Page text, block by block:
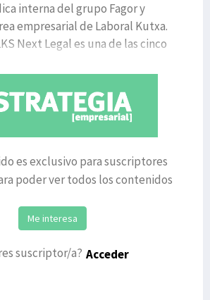
interna del grupo Fagor y
empresarial de Laboral Kutxa.
Next Legal es una de las cinco
es exclusivo para suscriptores
poder ver todos los contenidos
Me interesa
suscriptor/a? Acceder